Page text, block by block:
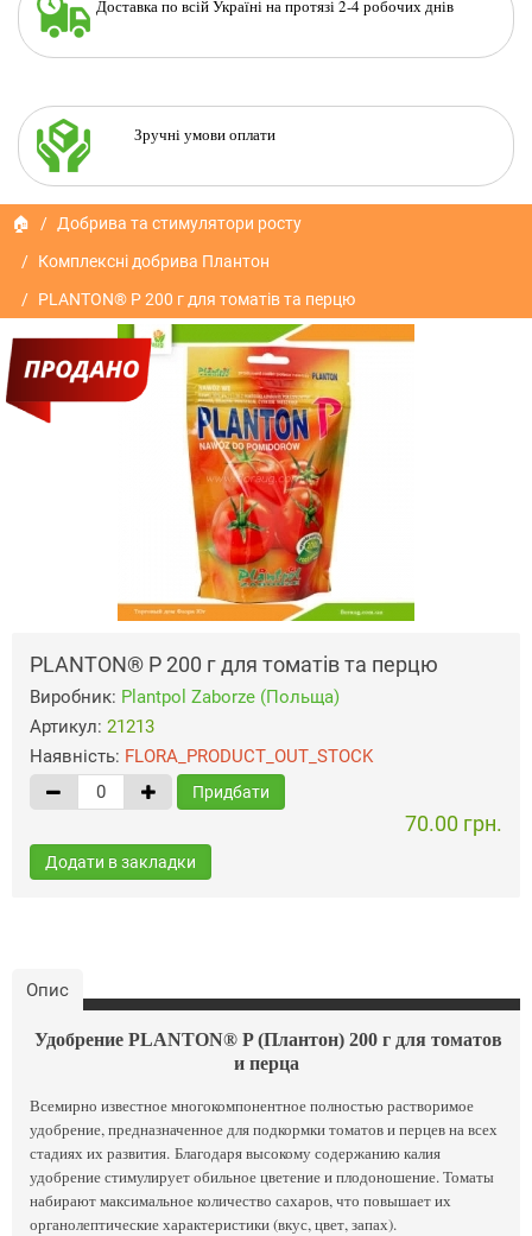
Доставка по всій Україні на протязі 2-4 робочих днів
Зручні умови оплати
🏠
Добрива та стимулятори росту
Комплексні добрива Плантон
PLANTON® P 200 г для томатів та перцю
PLANTON® P 200 г для томатів та перцю
Виробник: Plantpol Zaborze (Польща)
Артикул: 21213
Наявність: FLORA_PRODUCT_OUT_STOCK
Придбати
70.00 грн.
Додати в закладки
Опис
Удобрение PLANTON® P (Плантон) 200 г для томатов
и перца
Всемирно известное многокомпонентное полностью растворимое
удобрение, предназначенное для подкормки томатов и перцев на всех
стадиях их развития. Благодаря высокому содержанию калия
удобрение стимулирует обильное цветение и плодоношение. Томаты
набирают максимальное количество сахаров, что повышает их
органолептические характеристики (вкус, цвет, запах).